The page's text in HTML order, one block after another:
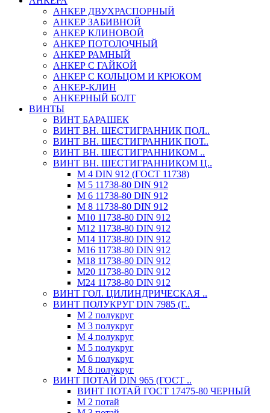
АНКЕР ДВУХРАСПОРНЫЙ
АНКЕР ЗАБИВНОЙ
АНКЕР КЛИНОВОЙ
АНКЕР ПОТОЛОЧНЫЙ
АНКЕР РАМНЫЙ
АНКЕР С ГАЙКОЙ
АНКЕР С КОЛЬЦОМ И КРЮКОМ
АНКЕР-КЛИН
АНКЕРНЫЙ БОЛТ
ВИНТЫ
ВИНТ БАРАШЕК
ВИНТ ВН. ШЕСТИГРАННИК ПОЛ..
ВИНТ ВН. ШЕСТИГРАННИК ПОТ..
ВИНТ ВН. ШЕСТИГРАННИКОМ ..
ВИНТ ВН. ШЕСТИГРАННИКОМ Ц..
М 4 DIN 912 (ГОСТ 11738)
М 5 11738-80 DIN 912
М 6 11738-80 DIN 912
М 8 11738-80 DIN 912
М10 11738-80 DIN 912
М12 11738-80 DIN 912
М14 11738-80 DIN 912
М16 11738-80 DIN 912
М18 11738-80 DIN 912
М20 11738-80 DIN 912
М24 11738-80 DIN 912
ВИНТ ГОЛ. ЦИЛИНДРИЧЕСКАЯ ..
ВИНТ ПОЛУКРУГ DIN 7985 (Г..
М 2 полукруг
М 3 полукруг
М 4 полукруг
М 5 полукруг
М 6 полукруг
М 8 полукруг
ВИНТ ПОТАЙ DIN 965 (ГОСТ ..
ВИНТ ПОТАЙ ГОСТ 17475-80 ЧЕРНЫЙ
М 2 потай